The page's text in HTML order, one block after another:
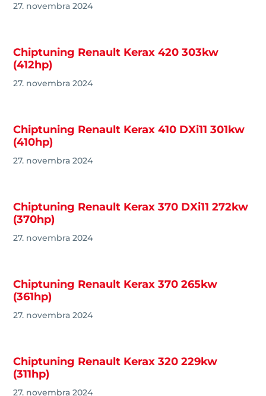
27. novembra 2024
Chiptuning Renault Kerax 420 303kw
(412hp)
27. novembra 2024
Chiptuning Renault Kerax 410 DXi11 301kw
(410hp)
27. novembra 2024
Chiptuning Renault Kerax 370 DXi11 272kw
(370hp)
27. novembra 2024
Chiptuning Renault Kerax 370 265kw
(361hp)
27. novembra 2024
Chiptuning Renault Kerax 320 229kw
(311hp)
27. novembra 2024